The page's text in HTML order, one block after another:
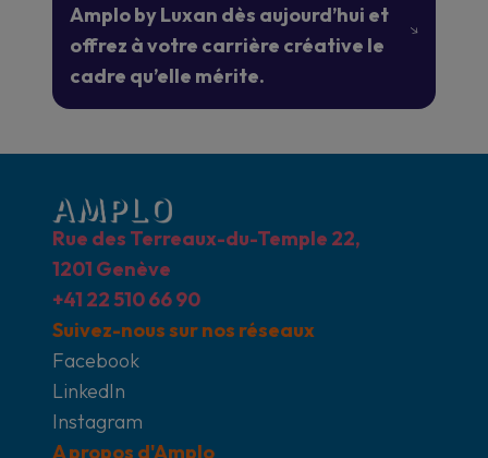
Amplo by Luxan dès aujourd’hui et
offrez à votre carrière créative le
cadre qu’elle mérite.
Rue des Terreaux-du-Temple 22,
1201 Genève
+41 22 510 66 90
Suivez-nous sur nos réseaux
Facebook
LinkedIn
Instagram
A propos d'Amplo